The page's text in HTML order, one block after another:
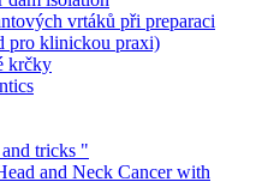
vrtáků při preparaci
pro klinickou praxi)
krčky
tricks "
and Neck Cancer with